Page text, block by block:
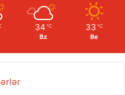
34 ℃
Bz
33 ℃
Be